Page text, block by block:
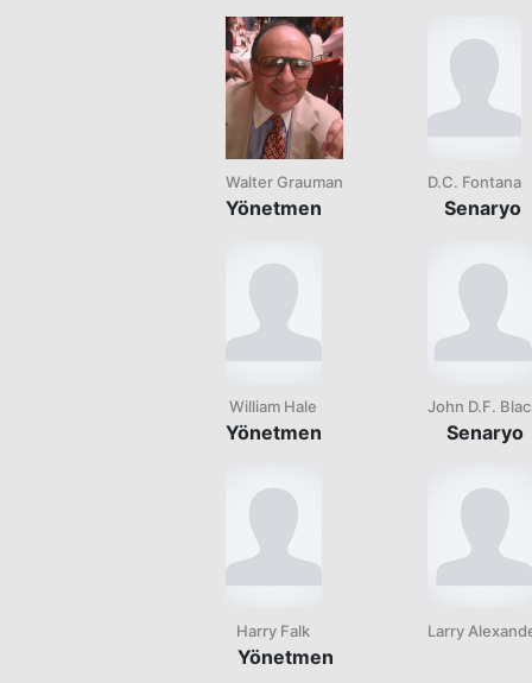
Walter Grauman
Yönetmen
William Hale
Yönetmen
Harry Falk
Yönetmen
D.C. Fontana
Senaryo
John D.F.
Senaryo
Larry